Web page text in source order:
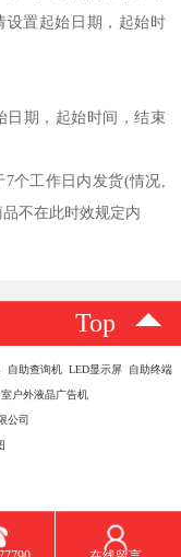
置起始日期，起始时
日期，起始时间，结束
个工作日内发货(情况,
不在此时效规定内
Top
自助查询机 LED显示屏 自助终端
户外液晶广告机
公司